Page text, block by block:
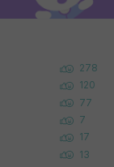
278
120
77
7
17
13